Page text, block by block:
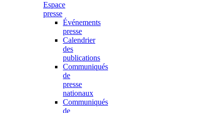
Espace
presse
Événements
presse
Calendrier
des
publications
Communiqués
de
presse
nationaux
Communiqués
de